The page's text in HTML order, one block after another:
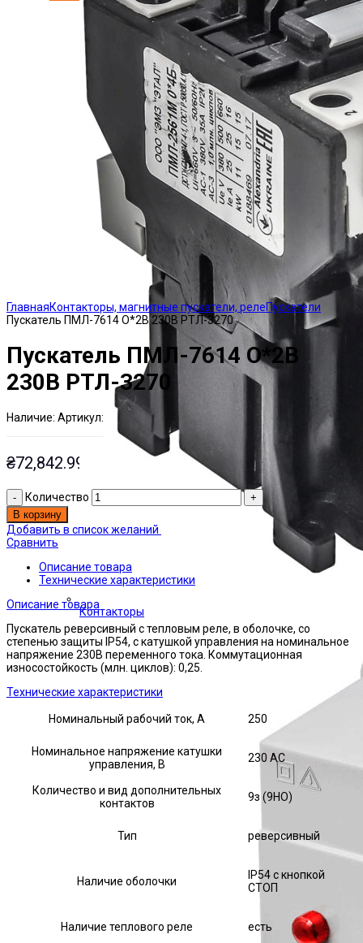
Контакторы
ГлавнаяКонтакторы, магнитные пускатели, релеПускатели
Пускатель ПМЛ-7614 О*2В 230В РТЛ-3270
Пускатель ПМЛ-7614 О*2В
230В РТЛ-3270
Наличие: Есть на складе
Артикул:
ЭТАЛ0199827
₴72,842.99
Количество
В корзину
Добавить в список желаний
Сравнить
Описание товара
Технические характеристики
Описание товара
Пускатель реверсивный с тепловым реле, в оболочке, со
степенью защиты IP54, с катушкой управления на номинальное
напряжение 230В переменного тока. Коммутационная
износостойкость (млн. циклов): 0,25.
Технические характеристики
Номинальный рабочий ток, А 250
Номинальное напряжение катушки
управления, В
230 AC
Количество и вид дополнительных
контактов
9з (9НО)
Тип реверсивный
Наличие оболочки
IP54 с кнопкой
СТОП
Наличие теплового реле есть